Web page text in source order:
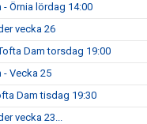
- Örnia lördag 14:00
vecka 26
Dam torsdag 19:00
- Vecka 25
Dam tisdag 19:30
vecka 23...